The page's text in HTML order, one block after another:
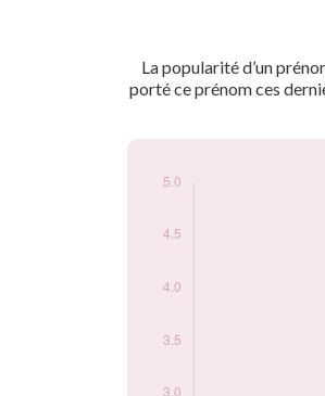
La popularité d’un
porté ce prénom ces
Popularité du
2009
5